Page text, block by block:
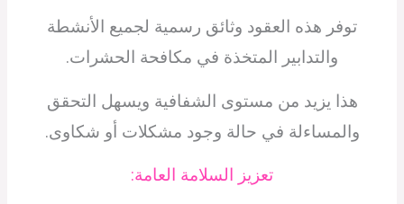
توفر هذه العقود وثائق رسمية لجميع الأنشطة
والتدابير المتخذة في مكافحة الحشرات.
هذا يزيد من مستوى الشفافية ويسهل التحقق
والمساءلة في حالة وجود مشكلات أو شكاوى.
تعزيز السلامة العامة: